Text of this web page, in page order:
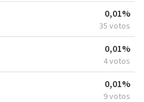
0,01%
35 votos
0,01%
4 votos
0,01%
9 votos